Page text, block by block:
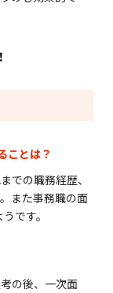
ことは？
での職務経歴、
また事務職の面
です。
の後、一次面